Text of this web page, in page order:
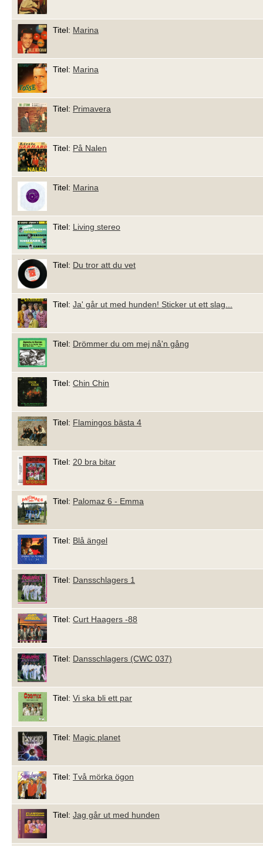
Titel: Marina
Titel: Marina
Titel: Primavera
Titel: På Nalen
Titel: Marina
Titel: Living stereo
Titel: Du tror att du vet
Titel: Ja' går ut med hunden! Sticker ut ett slag...
Titel: Drömmer du om mej nå'n gång
Titel: Chin Chin
Titel: Flamingos bästa 4
Titel: 20 bra bitar
Titel: Palomaz 6 - Emma
Titel: Blå ängel
Titel: Dansschlagers 1
Titel: Curt Haagers -88
Titel: Dansschlagers (CWC 037)
Titel: Vi ska bli ett par
Titel: Magic planet
Titel: Två mörka ögon
Titel: Jag går ut med hunden